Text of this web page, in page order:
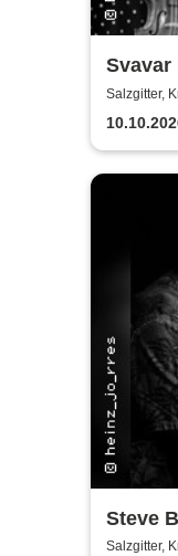
Svavar
String
Salzgitter,
Steve
Salzgitter,